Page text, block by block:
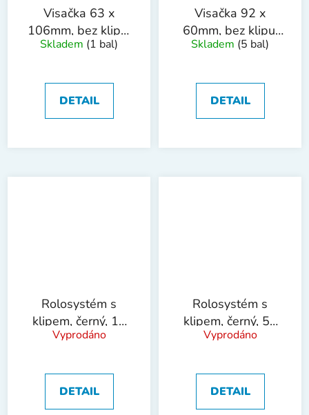
Visačka 63 x
106mm, bez klipu,
shora
Skladem (1 bal)
DETAIL
Visačka 92 x
60mm, bez klipu,
shora uzavřená,50
Skladem (5 bal)
DETAIL
Rolosystém s
klipem, černý, 10
ks
Vyprodáno
DETAIL
Rolosystém s
klipem, černý, 50
ks
Vyprodáno
DETAIL